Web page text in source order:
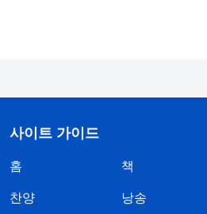
너희는 법의 보호를 받기는커
받고 있다. 더 큰 난관은 사람
못하는 데 있다. 친척, 부모, 친
사이트 가이드
홈 책
찬양 낭송